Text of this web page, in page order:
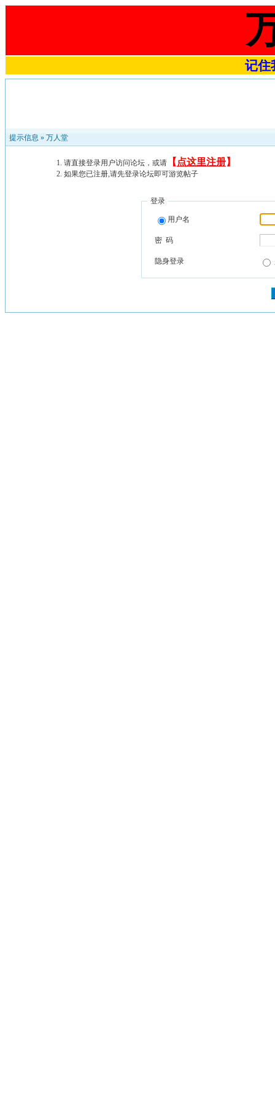
记住
提示信息 » 万人堂
请直接登录用户访问论坛，或请 【 点这里注册】
如果您已注册,请先登录论坛即可游览帖子
登录
用户名
密 码
隐身登录